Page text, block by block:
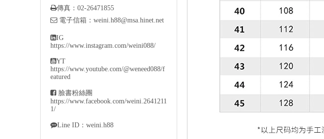
傳真：02-26471855
 電子信箱： weini.h88@msa.hinet.net
IG
https://www.instagram.com/weini088/
YT
https://www.youtube.com/@weneed088/f
eatured
 臉書粉絲團
https://www.facebook.com/weini.2641211
1/
Line ID：weini.h88